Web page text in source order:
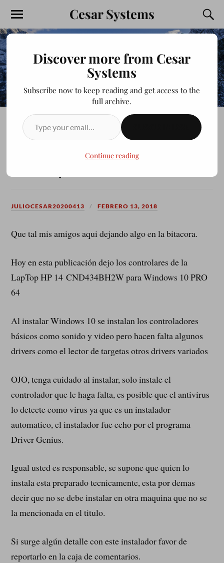
Cesar Systems
DRIVERS HP 14 Notebook PC
CND434BH2W Windows 10
JULIOCESAR20200413 FEBRERO 13, 2018
Que tal mis amigos aqui dejando algo en la bitacora.
Hoy en esta publicación dejo los controlares de la
LapTop HP 14 CND434BH2W para Windows 10 PRO
64
Al instalar Windows 10 se instalan los controladores
básicos como sonido y video pero hacen falta algunos
drivers como el lector de targetas otros drivers variados
OJO, tenga cuidado al instalar, solo instale el
controlador que le haga falta, es posible que el antivirus
lo detecte como virus ya que es un instalador
automatico, el instalador fue echo por el programa
Driver Genius.
Igual usted es responsable, se supone que quien lo
instala esta preparado tecnicamente, esta por demas
decir que no se debe instalar en otra maquina que no se
la mencionada en el titulo.
Si surge algún detalle con este instalador favor de
reportarlo en la caja de comentarios.
Discover more from Cesar
Systems
Subscribe now to keep reading and get access to the
full archive.
Continue reading